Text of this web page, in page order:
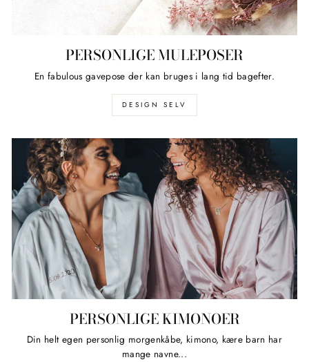
PERSONLIGE MULEPOSER
En fabulous gavepose der kan bruges i lang tid bagefter.
DESIGN SELV
PERSONLIGE KIMONOER
Din helt egen personlig morgenkåbe, kimono, kære barn har
mange navne...